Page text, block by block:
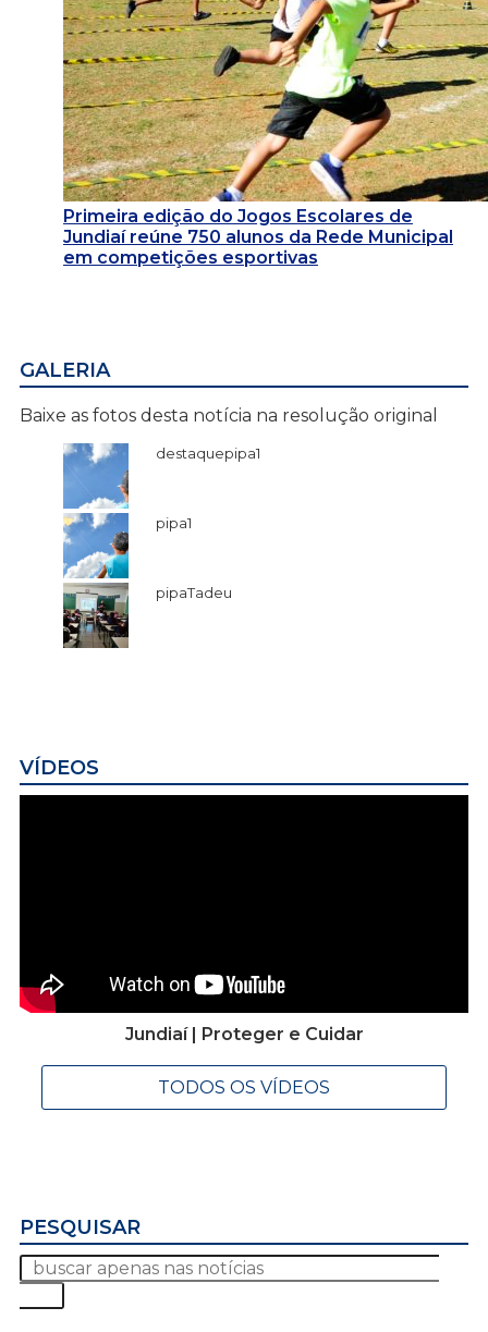
Primeira edição do Jogos Escolares de
Jundiaí reúne 750 alunos da Rede Municipal
em competições esportivas
GALERIA
Baixe as fotos desta notícia na resolução original
destaquepipa1
pipa1
pipaTadeu
VÍDEOS
Jundiaí | Proteger e Cuidar
TODOS OS VÍDEOS
PESQUISAR